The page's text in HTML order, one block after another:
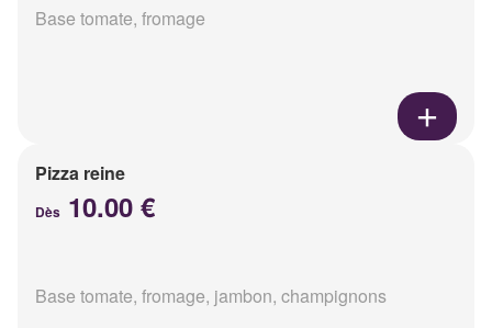
Base tomate, fromage
Pizza reine
Dès 10.00 €
Base tomate, fromage, jambon, champignons